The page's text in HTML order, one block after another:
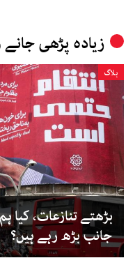
زیادہ پڑھی جانے
بلاگ
بڑھتے تنازعات، کیا
جانب بڑھ رہے ہیں؟